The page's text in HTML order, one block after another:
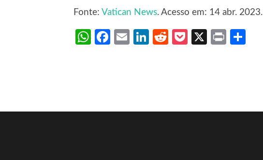
Fonte: Vatican News. Acesso em: 14 abr. 2023.
WhatsApp
Facebook
EmailLinkedIn
RedditPocket
X Print